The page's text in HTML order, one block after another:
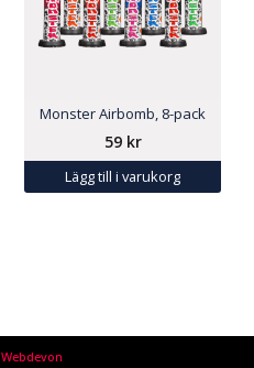
Monster Airbomb, 8-pack
59 kr
Lägg till i varukorg
Webdevon